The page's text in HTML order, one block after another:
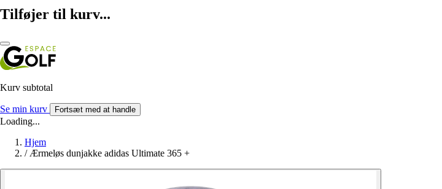
Tilføjer til kurv...
Kurv subtotal
Se min kurv Fortsæt med at handle
Loading...
Hjem
/ Ærmeløs dunjakke adidas Ultimate 365 +